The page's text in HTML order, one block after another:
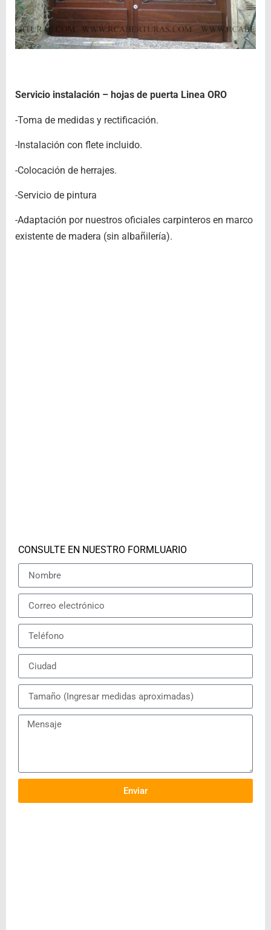
Servicio instalación – hojas de puerta Linea ORO
-Toma de medidas y rectificación.
-Instalación con flete incluido.
-Colocación de herrajes.
-Servicio de pintura
-Adaptación por nuestros oficiales carpinteros en marco
existente de madera (sin albañilería).
CONSULTE EN NUESTRO FORMLUARIO
Enviar